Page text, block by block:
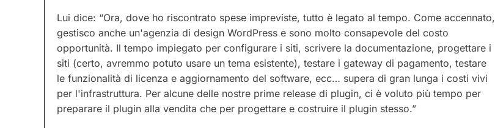
Lui dice: “Ora, dove ho riscontrato spese impreviste, tutto è legato al tempo. Come accennato,
gestisco anche un'agenzia di design WordPress e sono molto consapevole del costo
opportunità. Il tempo impiegato per configurare i siti, scrivere la documentazione, progettare i
siti (certo, avremmo potuto usare un tema esistente), testare i gateway di pagamento, testare
le funzionalità di licenza e aggiornamento del software, ecc… supera di gran lunga i costi vivi
per l'infrastruttura. Per alcune delle nostre prime release di plugin, ci è voluto più tempo per
preparare il plugin alla vendita che per progettare e costruire il plugin stesso.”